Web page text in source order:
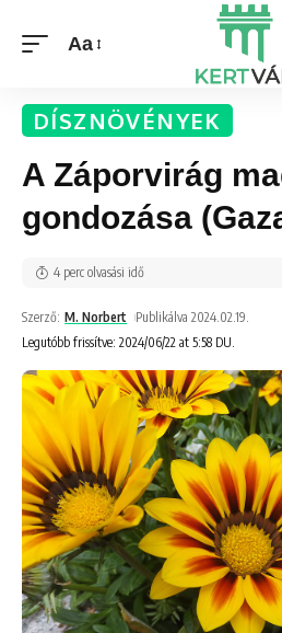
Aa
DÍSZNÖVÉNYEK
A Záporvirág
gondozása
Legutóbb frissítve: 2024/06/22 at 5:58 DU.
Szerző: M. Norbert Publikálva 2024.02.19.
4 perc olvasási idő